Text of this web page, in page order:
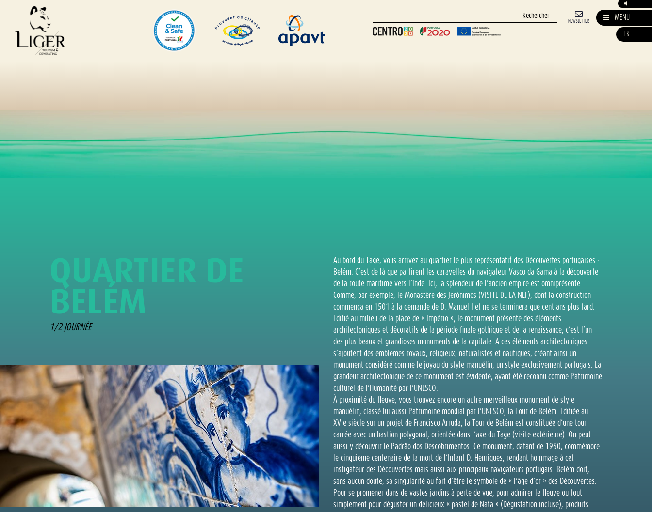
NEWSLETTER
MENU
FR
QUARTIER DE
BELÉM
1/2 JOURNÉE
Au bord du Tage, vous arrivez au quartier le plus représentatif des Découvertes portugaises :
Belém. C’est de là que partirent les caravelles du navigateur Vasco da Gama à la découverte
de la route maritime vers l’Inde. Ici, la splendeur de l’ancien empire est omniprésente.
Comme, par exemple, le Monastère des Jerónimos (VISITE DE LA NEF), dont la construction
commença en 1501 à la demande de D. Manuel I et ne se terminera que cent ans plus tard.
Edifié au milieu de la place de « Império », le monument présente des éléments
architectoniques et décoratifs de la période finale gothique et de la renaissance, c’est l’un
des plus beaux et grandioses monuments de la capitale. A ces éléments architectoniques
s’ajoutent des emblèmes royaux, religieux, naturalistes et nautiques, créant ainsi un
monument considéré comme le joyau du style manuélin, un style exclusivement portugais. La
grandeur architectonique de ce monument est évidente, ayant été reconnu comme Patrimoine
culturel de l’Humanité par l’UNESCO.
À proximité du fleuve, vous trouvez encore un autre merveilleux monument de style
manuélin, classé lui aussi Patrimoine mondial par l’UNESCO, la Tour de Belém. Edifiée au
XVIe siècle sur un projet de Francisco Arruda, la Tour de Belém est constituée d’une tour
carrée avec un bastion polygonal, orientée dans l’axe du Tage (visite extérieure). On peut
aussi y découvrir le Padrão dos Descobrimentos. Ce monument, datant de 1960, commémore
le cinquième centenaire de la mort de l’Infant D. Henriques, rendant hommage à cet
instigateur des Découvertes mais aussi aux principaux navigateurs portugais. Belém doit,
sans aucun doute, sa singularité au fait d’être le symbole de « l’âge d’or » des Découvertes.
Pour se promener dans de vastes jardins à perte de vue, pour admirer le fleuve ou tout
simplement pour déguster un délicieux « pastel de Nata » (Dégustation incluse), produits